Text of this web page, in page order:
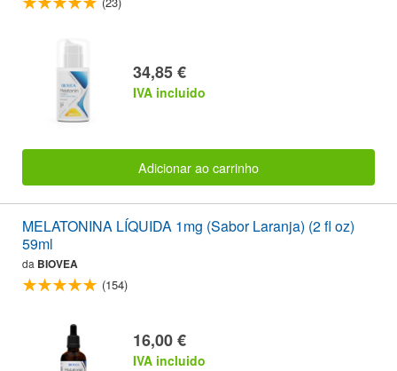
34,85 €
IVA incluido
Adicionar ao carrinho
MELATONINA LÍQUIDA 1mg (Sabor Laranja) (2 fl oz)
59ml
da BIOVEA
(154)
16,00 €
IVA incluido